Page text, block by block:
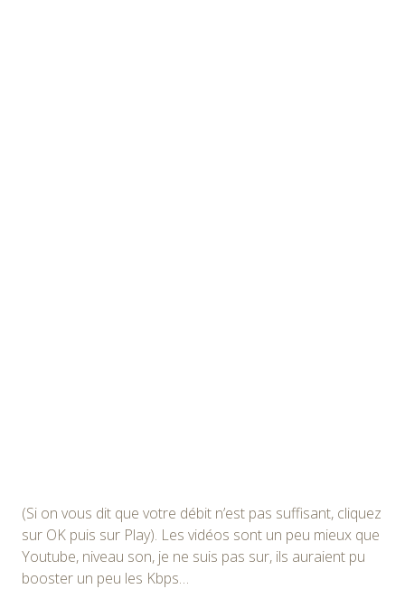
(Si on vous dit que votre débit n’est pas suffisant, cliquez
sur OK puis sur Play). Les vidéos sont un peu mieux que
Youtube, niveau son, je ne suis pas sur, ils auraient pu
booster un peu les Kbps…